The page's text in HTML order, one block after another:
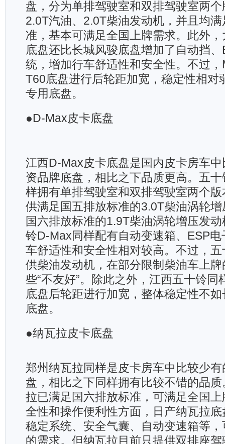
盘，分为单排驾驶室和双排驾驶室两
2.0T汽油、2.0T柴油发动机，并且均
准，基本可满足全国上牌需求。此外
底盘还比长城风骏底盘增加了自动挡
统，增加行车舒适性和安全性。不过
T60底盘进行后轮距加宽，稳定性相对
专用底盘。
●D-Max皮卡底盘
江西D-Max皮卡底盘是国内皮卡房车
资品牌底盘，相比之下品质更高。五
样拥有单排驾驶室和双排驾驶室两个
供满足国五排放标准的3.0T柴油涡轮
国六排放标准的1.9T柴油涡轮增压发
铃D-Max同样配有自动变速箱、ESP
车舒适性和安全性相对较高。不过，
供柴油发动机，在部分限制柴油车上
些“不友好”。除此之外，江西五十铃同
底盘后轮距进行加宽，整体稳定性不
底盘。
●纳瓦拉皮卡底盘
郑州纳瓦拉同样是皮卡房车中比较少
盘，相比之下同样拥有比较不错的品
拉已满足国六排放标准，可满足全国
全性和操作便利性方面，日产纳瓦拉
稳定系统、安全气囊、自动变速箱等
的需求。但纳瓦拉目前只提供双排座